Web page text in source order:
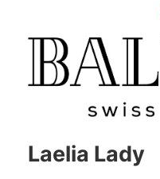
Laelia Lady